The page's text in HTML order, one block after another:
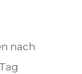
nach